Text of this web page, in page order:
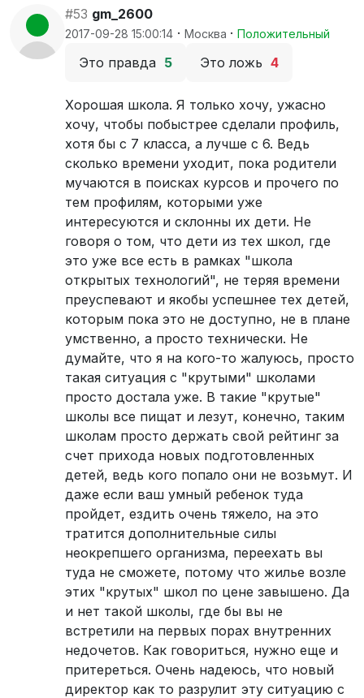
#53 gm_2600
2017-09-28 15:00:14 · Москва · Положительный
Это правда 5 Это ложь 4
Хорошая школа. Я только хочу, ужасно
хочу, чтобы побыстрее сделали профиль,
хотя бы с 7 класса, а лучше с 6. Ведь
сколько времени уходит, пока родители
мучаются в поисках курсов и прочего по
тем профилям, которыми уже
интересуются и склонны их дети. Не
говоря о том, что дети из тех школ, где
это уже все есть в рамках "школа
открытых технологий", не теряя времени
преуспевают и якобы успешнее тех детей,
которым пока это не доступно, не в плане
умственно, а просто технически. Не
думайте, что я на кого-то жалуюсь, просто
такая ситуация с "крутыми" школами
просто достала уже. В такие "крутые"
школы все пищат и лезут, конечно, таким
школам просто держать свой рейтинг за
счет прихода новых подготовленных
детей, ведь кого попало они не возьмут. И
даже если ваш умный ребенок туда
пройдет, ездить очень тяжело, на это
тратится дополнительные силы
неокрепшего организма, переехать вы
туда не сможете, потому что жилье возле
этих "крутых" школ по цене завышено. Да
и нет такой школы, где бы вы не
встретили на первых порах внутренних
недочетов. Как говориться, нужно еще и
притереться. Очень надеюсь, что новый
директор как то разрулит эту ситуацию с